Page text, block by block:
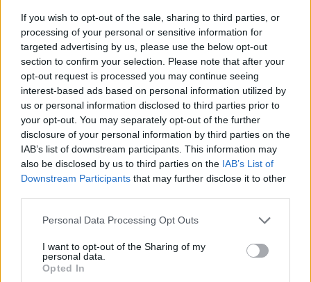
If you wish to opt-out of the sale, sharing to third parties, or
processing of your personal or sensitive information for
targeted advertising by us, please use the below opt-out
section to confirm your selection. Please note that after your
opt-out request is processed you may continue seeing
interest-based ads based on personal information utilized by
us or personal information disclosed to third parties prior to
your opt-out. You may separately opt-out of the further
disclosure of your personal information by third parties on the
IAB’s list of downstream participants. This information may
also be disclosed by us to third parties on the IAB’s List of
Downstream Participants that may further disclose it to other
Please note that this website/app uses one or more Google
not limited to your visit or usage behaviour. You may click to
grant or deny consent to Google and its third-party tags to
use your data for below specified purposes in below Google
Personal Data Processing Opt Outs
I want to opt-out of the Sharing of my
personal data.
Opted In
legyen a Google-találatokban!
Kövess minket, és értesülj a friss hírekről a
Facebookon is!
Követem